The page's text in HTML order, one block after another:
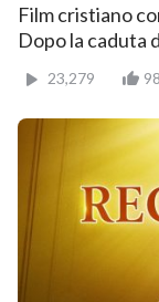
Film cristiano
Dopo la caduta
23,279